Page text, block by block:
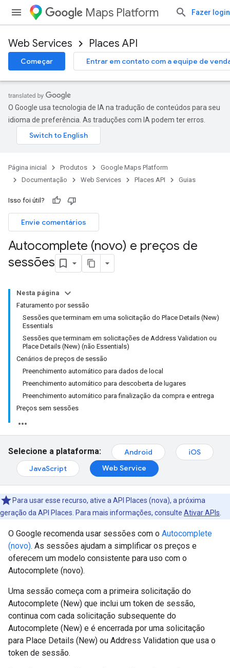
Maps Platform Fazer login
Web Services Places API
Começar Entrar em contato com a equipe de
O Google usa tecnologia de IA na tradução de conteúdos para seu
idioma de preferência. As traduções com IA podem ter erros.
Página inicial Produtos
Google Maps Platform
Documentação
Web Services Places API Guias
Isso foi útil?
Envie comentários
Autocomplete (novo) e preços de
sessões
Nesta página
Faturamento por sessão
Sessões que terminam em uma solicitação do Place Details (New)
Essentials
Sessões que terminam em solicitações de Address Validation ou
Place Details (New) (não Essentials)
Cenários de preços de sessão
Preenchimento automático para dados de local
Preenchimento automático para descoberta de lugares
Preenchimento automático para finalização da compra e entrega
Preços sem sessões
Selecione a plataforma: Android
iOS
JavaScript
Web Service
Para usar esse recurso, ative a API Places (nova), a próxima
geração da API Places. Para mais informações, consulte Ativar APIs
O Google recomenda usar sessões com o Autocomplete
(novo). As sessões ajudam a simplificar os preços e
oferecem um modelo consistente para uso com o
Autocomplete (novo).
Uma sessão começa com a primeira solicitação do
Autocomplete (New) que inclui um token de sessão,
continua com cada solicitação subsequente do
Autocomplete (New) e é encerrada por uma solicitação
para Place Details (New) ou Address Validation que usa o
token de sessão.